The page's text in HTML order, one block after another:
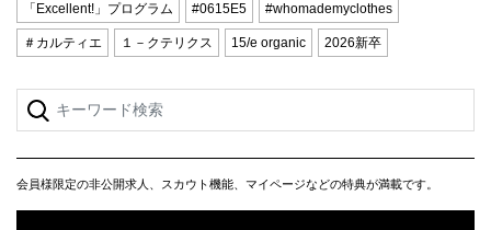
「Excellent!」プログラム #0615E5 #whomademyclothes
＃カルティエ １－クテリクス 15/e organic 2026新卒
会員様限定の非公開求人、スカウト機能、マイページなどの特典が満載です。